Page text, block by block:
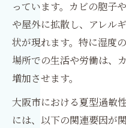
っています。カビの胞子
や屋外に拡散し、アレル
状が現れます。特に湿度
場所での生活や労働は、
増加させます。
大阪市における夏型過敏
には、以下の関連要因が